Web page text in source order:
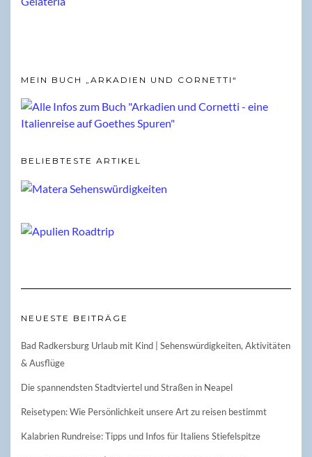
MEIN BUCH „ARKADIEN UND CORNETTI“
BELIEBTESTE ARTIKEL
NEUESTE BEITRÄGE
Bad Radkersburg Urlaub mit Kind | Sehenswürdigkeiten, Aktivitäten
& Ausflüge
Die spannendsten Stadtviertel und Straßen in Neapel
Reisetypen: Wie Persönlichkeit unsere Art zu reisen bestimmt
Kalabrien Rundreise: Tipps und Infos für Italiens Stiefelspitze